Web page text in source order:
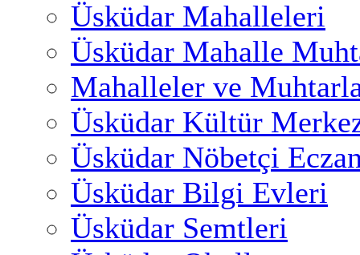
Üsküdar Mahalleleri
Üsküdar Mahalle
Mahalleler ve
Üsküdar Kültür
Üsküdar Nöbetçi
Üsküdar Bilgi Evleri
Üsküdar Semtleri